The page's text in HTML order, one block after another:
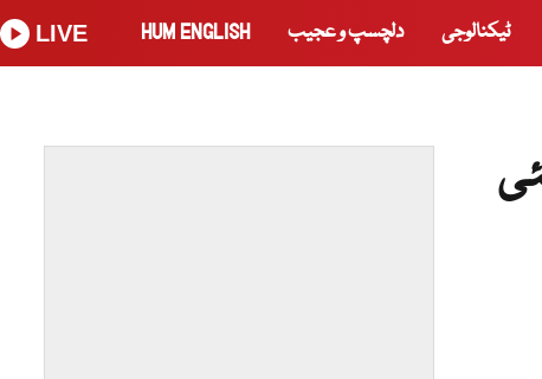
ٹیکنالوجی دلچسپ و عجیب HUM ENGLISH
LIVE